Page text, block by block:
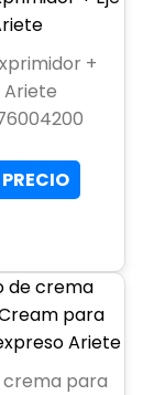
+
Ariete
crema para